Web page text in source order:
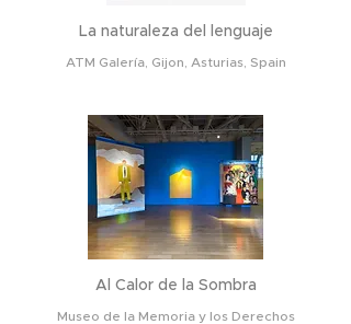
La naturaleza del lenguaje
ATM Galería, Gijon, Asturias, Spain
Al Calor de la Sombra
Museo de la Memoria y los Derechos